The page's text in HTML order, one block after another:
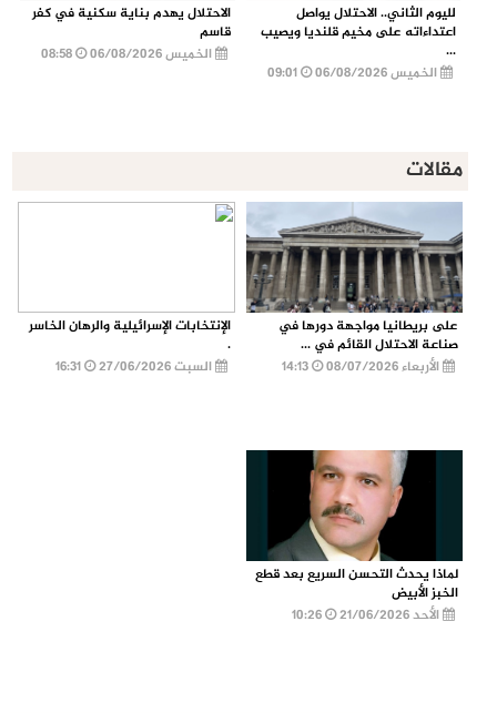
لليوم الثاني.. الاحتلال يواصل
اعتداءاته على مخيم قلنديا ويصيب
...
الخميس 06/08/2026
الاحتلال يهدم بناية سكنية في كفر
قاسم
الخميس 06/08/2026
08:58
مقالات
على بريطانيا مواجهة دورها في
صناعة الاحتلال القائم في ...
الأربعاء 08/07/2026
الإنتخابات الإسرائيلية والرهان الخاسر
.
السبت 27/06/2026
16:31
لماذا يحدث التحسن السريع بعد قطع
الخبز الأبيض
الأحد 21/06/2026